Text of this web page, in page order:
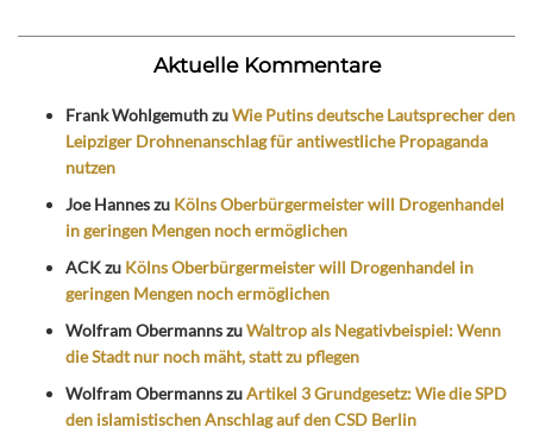
Aktuelle Kommentare
Frank WohlgemuthzuWie Putins deutsche Lautsprecher den
Leipziger Drohnenanschlag für antiwestliche Propaganda
nutzen
Joe Hanneszu Kölns Oberbürgermeister will Drogenhandel
in geringen Mengen noch ermöglichen
ACKzu Kölns Oberbürgermeister will Drogenhandel in
geringen Mengen noch ermöglichen
Wolfram ObermannszuWaltrop als Negativbeispiel: Wenn
die Stadt nur noch mäht, statt zu pflegen
Wolfram ObermannszuArtikel 3 Grundgesetz: Wie die SPD
den islamistischen Anschlag auf den CSD Berlin